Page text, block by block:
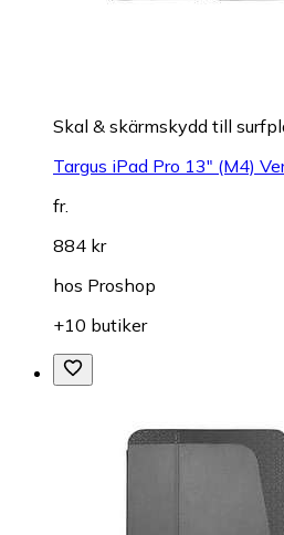
Skal & skärmskydd till
Targus iPad Pro 13" (M4)
fr.
884 kr
hos Proshop
+10 butiker